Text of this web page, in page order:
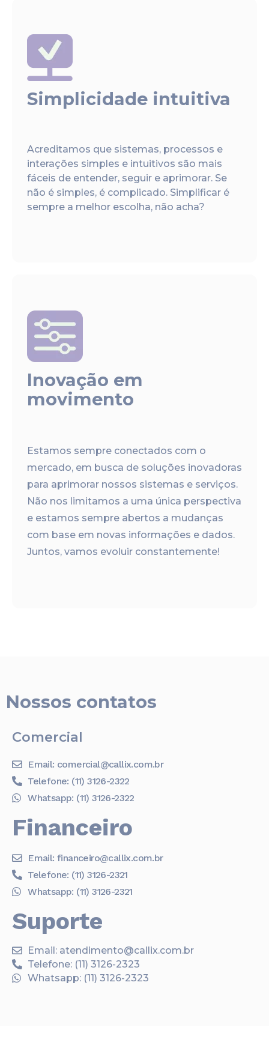
Simplicidade intuitiva
Acreditamos que sistemas, processos e
interações simples e intuitivos são mais
fáceis de entender, seguir e aprimorar. Se
não é simples, é complicado. Simplificar é
sempre a melhor escolha, não acha?
Inovação em
movimento
Estamos sempre conectados com o
mercado, em busca de soluções inovadoras
para aprimorar nossos sistemas e serviços.
Não nos limitamos a uma única perspectiva
e estamos sempre abertos a mudanças
com base em novas informações e dados.
Juntos, vamos evoluir constantemente!
Nossos contatos
Comercial
Email: comercial@callix.com.br
Telefone: (11) 3126-2322
Whatsapp: (11) 3126-2322
Financeiro
Email: financeiro@callix.com.br
Telefone: (11) 3126-2321
Whatsapp: (11) 3126-2321
Suporte
Email: atendimento@callix.com.br
Telefone: (11) 3126-2323
Whatsapp: (11) 3126-2323